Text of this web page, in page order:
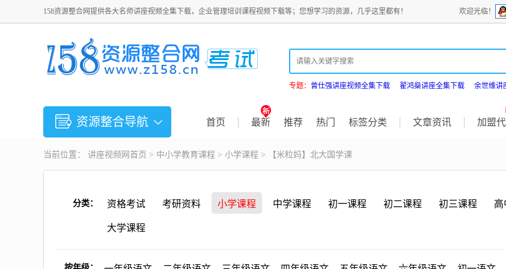
158资源整合网提供各大名师讲座视频全集下载，企业管理培训课程视频下载等；您想学习的资源，几乎这里都有！ 欢迎光临！
专题： 曾仕强讲座视频全集下载 翟鸿燊讲座全集下载 余世维讲
资源整合导航 首页 最新 推荐 热门 标签分类 文章资讯 加盟
当前位置： 讲座视频 网首页 > 中小学教育课程 > 小学课程 > 【米粒妈】北大国学课
分类： 资格考试 考研资料 小学课程 中学课程 初一课程 初二课程 初三课程 高
大学课程